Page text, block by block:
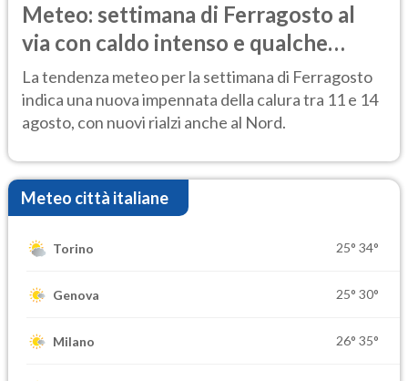
Meteo: settimana di Ferragosto al
via con caldo intenso e qualche
temporale
La tendenza meteo per la settimana di Ferragosto
indica una nuova impennata della calura tra 11 e 14
agosto, con nuovi rialzi anche al Nord.
Meteo città italiane
Torino 25° 34°
Genova 25° 30°
Milano 26° 35°